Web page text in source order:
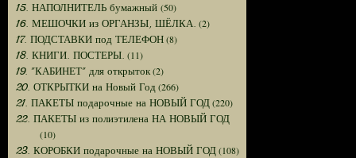
15. НАПОЛНИТЕЛЬ бумажный (50)
16. МЕШОЧКИ из ОРГАНЗЫ, ШЁЛКА. (2)
17. ПОДСТАВКИ под ТЕЛЕФОН(8)
18. КНИГИ. ПОСТЕРЫ. (11)
19. "КАБИНЕТ" для открыток(2)
20. ОТКРЫТКИ на Новый Год (266)
21. ПАКЕТЫ подарочные на НОВЫЙ ГОД(220)
22. ПАКЕТЫ из полиэтилена НА НОВЫЙ ГОД
(10)
23. КОРОБКИ подарочные на НОВЫЙ ГОД(108)